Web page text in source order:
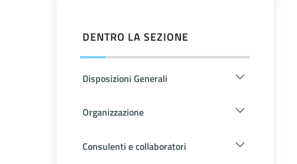
DENTRO LA SEZIONE
Disposizioni Generali
Organizzazione
Consulenti e collaboratori